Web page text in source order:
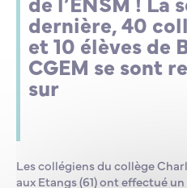
dernière, 40
et 10 élèves de
CGEM se sont
sur
Les collégiens du collège
aux Etangs (61) ont effectué